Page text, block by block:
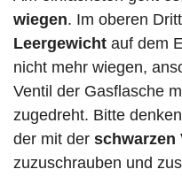
wiegen. Im oberen
Leergewicht auf dem
nicht mehr wiegen,
Ventil der Gasflasche
zugedreht. Bitte
der mit der schwarzen
zuzuschrauben und